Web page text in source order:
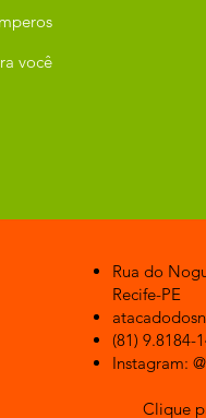
você
Rua do
Recife-PE
(81) 9.8184-
Instagram:
Clique